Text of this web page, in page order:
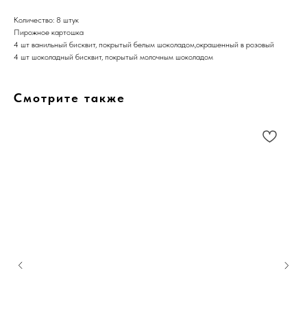
Количество: 8 штук
Пирожное картошка
4 шт ванильный бисквит, покрытый белым шоколадом,окрашенный в розовый
4 шт шоколадный бисквит, покрытый молочным шоколадом
Смотрите также